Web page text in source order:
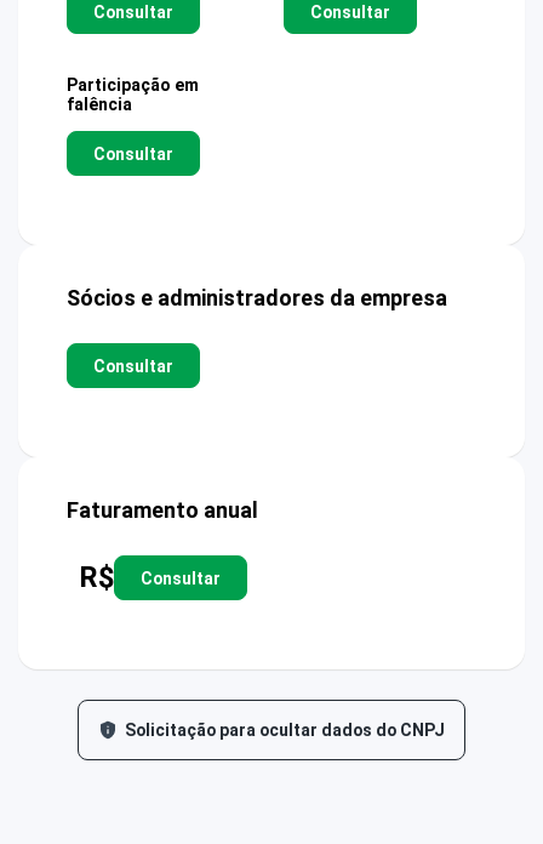
Consultar Consultar
Participação em
falência
Consultar
Sócios e administradores da empresa
Consultar
Faturamento anual
R$ Consultar
Solicitação para ocultar dados do CNPJ